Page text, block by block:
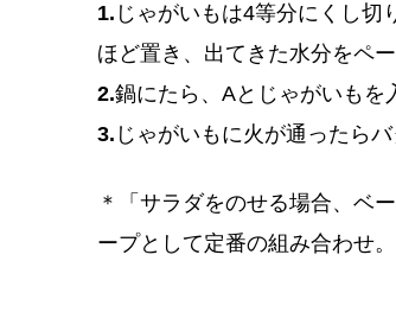
1. じゃがいもは4等分にくし
ほど置き、出てきた水分をペ
2.鍋にたら、Aとじゃがいもを
3. じゃがいもに火が通ったら
＊「サラダをのせる場合、ベ
ープとして定番の組み合わせ